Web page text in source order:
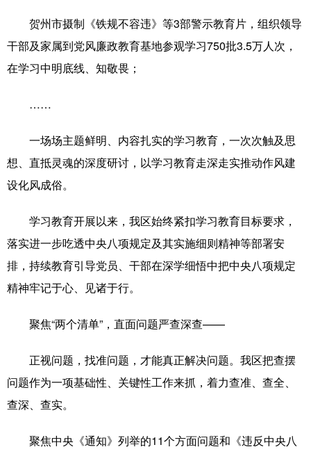
贺州市摄制《铁规不容违》等3部警示教育片，组织领导
干部及家属到党风廉政教育基地参观学习750批3.5万人次，
在学习中明底线、知敬畏；
……
一场场主题鲜明、内容扎实的学习教育，一次次触及思
想、直抵灵魂的深度研讨，以学习教育走深走实推动作风建
设化风成俗。
学习教育开展以来，我区始终紧扣学习教育目标要求，
落实进一步吃透中央八项规定及其实施细则精神等部署安
排，持续教育引导党员、干部在深学细悟中把中央八项规定
精神牢记于心、见诸于行。
聚焦“两个清单”，直面问题严查深查——
正视问题，找准问题，才能真正解决问题。我区把查摆
问题作为一项基础性、关键性工作来抓，着力查准、查全、
查深、查实。
聚焦中央《通知》列举的11个方面问题和《违反中央八